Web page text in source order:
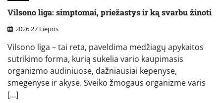
Vilsono liga: simptomai, priežastys ir ką svarbu žinoti
2026 27 Liepos
Vilsono liga – tai reta, paveldima medžiagų apykaitos
sutrikimo forma, kurią sukelia vario kaupimasis
organizmo audiniuose, dažniausiai kepenyse,
smegenyse ir akyse. Sveiko žmogaus organizme varis
[…]